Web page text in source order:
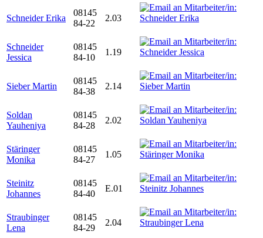
Schneider Erika
08145
84-22
2.03
Schneider
Jessica
08145
84-10
1.19
Sieber Martin
08145
84-38
2.14
Soldan
Yauheniya
08145
84-28
2.02
Stäringer
Monika
08145
84-27
1.05
Steinitz
Johannes
08145
84-40
E.01
Straubinger
Lena
08145
84-29
2.04